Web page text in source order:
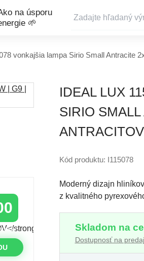
na úsporu
🌱
vonkajšia lampa Sirio Small Antracite
IDEAL LUX
SIRIO
Kód produktu: I115078
Moderný dizajn
z kvalitného
Skladom na
Dostupnosť na